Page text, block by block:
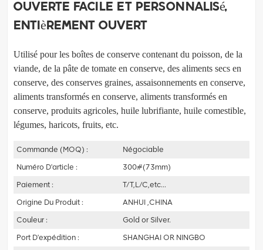
ouverte facile et personnalisé,
entièrement ouvert
Utilisé pour les boîtes de conserve contenant du poisson, de la
viande, de la pâte de tomate en conserve, des aliments secs en
conserve, des conserves graines, assaisonnements en conserve,
aliments transformés en conserve, aliments transformés en
conserve, produits agricoles, huile lubrifiante, huile comestible,
légumes, haricots, fruits, etc.
Commande (MOQ) :
Négociable
Numéro D'article :
300#(73mm)
Paiement :
T/T,L/C,etc...
Origine Du Produit :
ANHUI ,CHINA
Couleur :
Gold or Silver.
Port D'expédition :
SHANGHAI OR NINGBO